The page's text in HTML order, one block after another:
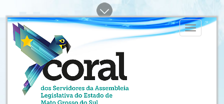
Toggle
navigation